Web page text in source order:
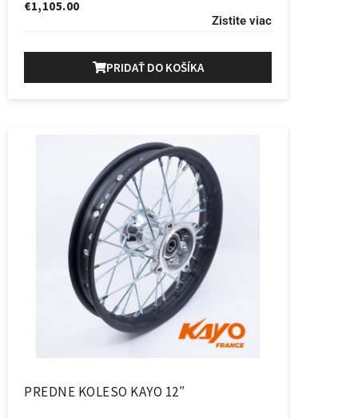
€1,105.00
Zistite viac
PRIDAŤ DO KOŠÍKA
PREDNE KOLESO KAYO 12″